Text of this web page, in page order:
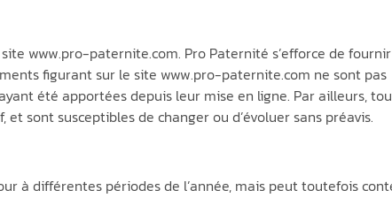
www.pro-paternite.com. Pro Paternité s’efforce de
figurant sur le site www.pro-paternite.com ne sont pas
été apportées depuis leur mise en ligne. Par ailleurs,
sont susceptibles de changer ou d’évoluer sans préavis.
à différentes périodes de l’année, mais peut toutefois